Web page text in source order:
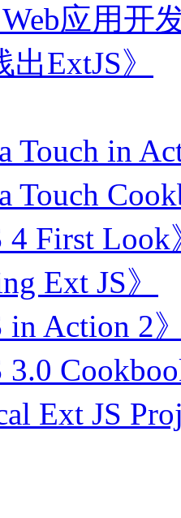
Web应用开
出ExtJS》
Touch in
Touch
4 First Look
Ext JS》
in Action 2
3.0
Ext JS